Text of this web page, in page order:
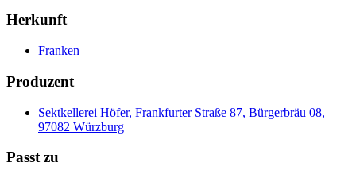
Herkunft
Franken
Produzent
Sektkellerei Höfer, Frankfurter Straße 87, Bürgerbräu 08,
97082 Würzburg
Passt zu